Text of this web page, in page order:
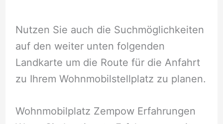
Nutzen Sie auch die Suchmöglichkeiten
auf den weiter unten folgenden
Landkarte um die Route für die Anfahrt
zu Ihrem Wohnmobilstellplatz zu planen.
Wohnmobilplatz Zempow Erfahrungen